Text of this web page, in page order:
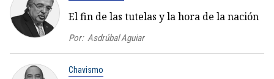
El fin de las tutelas y la hora de la nación
Por: Asdrúbal Aguiar
Chavismo